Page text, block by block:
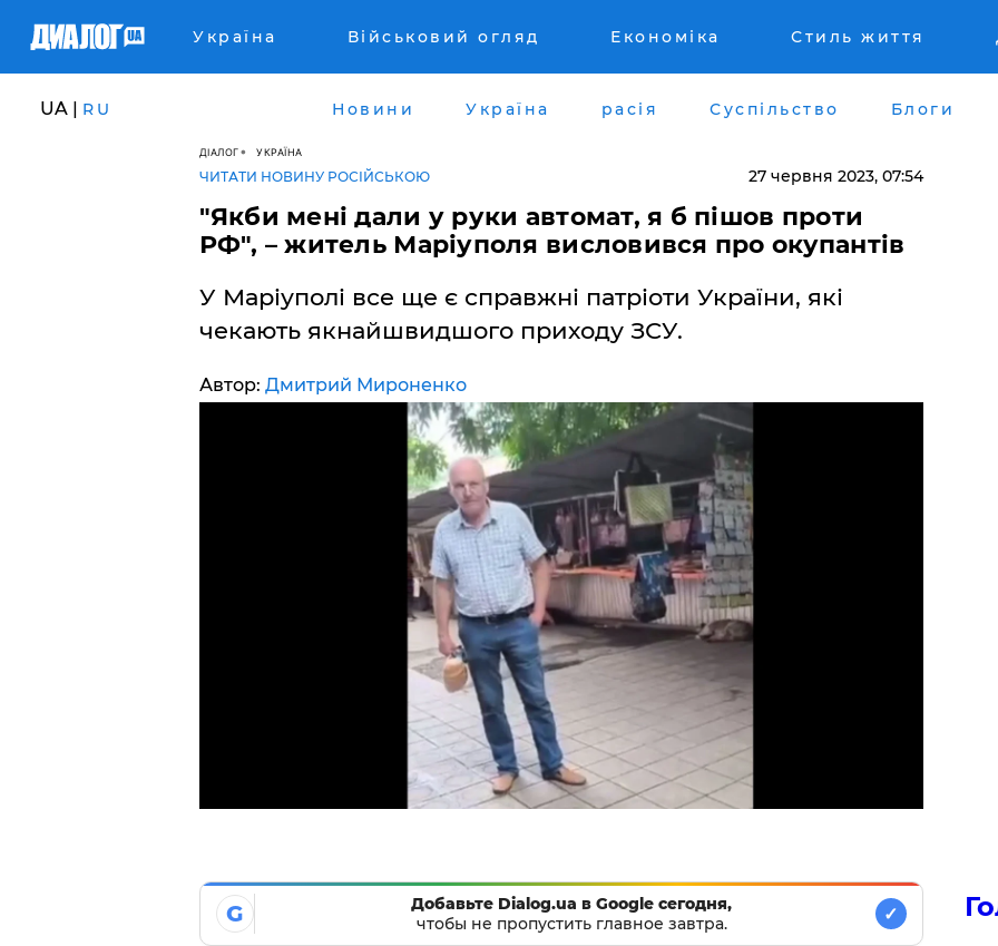
Україна Військовий огляд Економіка Стиль життя
UA | RU Новини Україна расія Суспільство Блоги
ДІАЛОГ УКРАЇНА
ЧИТАТИ НОВИНУ РОСІЙСЬКОЮ 27 червня 2023, 07:54
"Якби мені дали у руки автомат, я б пішов проти
РФ", – житель Маріуполя висловився про окупантів
У Маріуполі все ще є справжні патріоти України, які
чекають якнайшвидшого приходу ЗСУ.
Автор: Дмитрий Мироненко
G
Добавьте Dialog.ua в Google сегодня,
чтобы не пропустить главное завтра.
✓